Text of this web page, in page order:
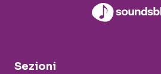
Sezioni